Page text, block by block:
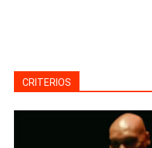
CRITERIOS